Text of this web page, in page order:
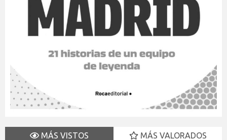
MÁS VISTOS MÁS VALORADOS